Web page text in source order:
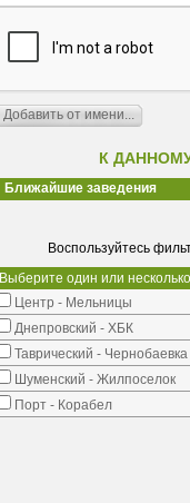
К
Ближайшие заведения
Воспользуйтесь
Выберите один или
Центр - Мельницы
Днепровский - ХБК
Таврический - Чернобаевка
Шуменский - Жилпоселок
Порт - Корабел